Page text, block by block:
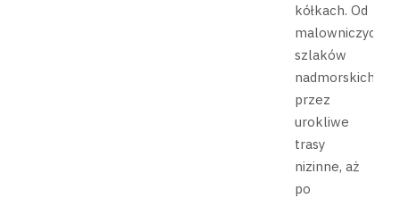
kółkach. Od
malowniczych
szlaków
nadmorskich,
przez
urokliwe
trasy
nizinne, aż
po